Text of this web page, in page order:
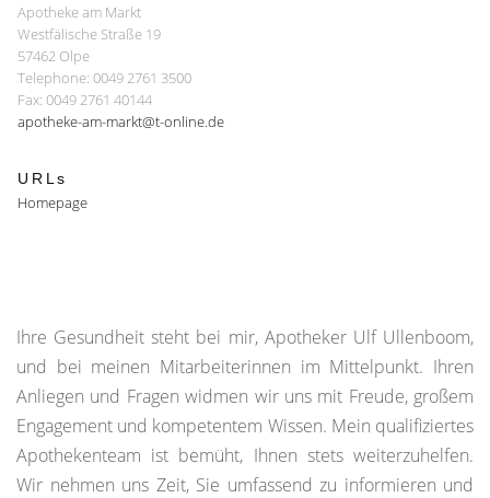
Apotheke am Markt
Westfälische Straße 19
57462 Olpe
Telephone: 0049 2761 3500
Fax: 0049 2761 40144
apotheke-am-markt@t-online.de
URLs
Homepage
Ihre Gesundheit steht bei mir, Apotheker Ulf Ullenboom,
und bei meinen Mitarbeiterinnen im Mittelpunkt. Ihren
Anliegen und Fragen widmen wir uns mit Freude, großem
Engagement und kompetentem Wissen. Mein qualifiziertes
Apothekenteam ist bemüht, Ihnen stets weiterzuhelfen.
Wir nehmen uns Zeit, Sie umfassend zu informieren und